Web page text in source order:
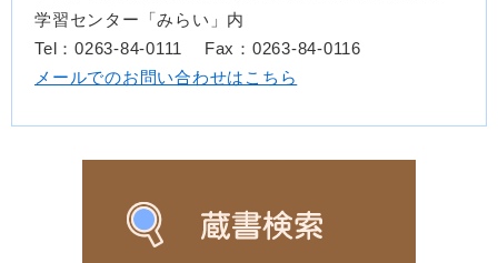
学習センター「みらい」内
Tel：0263-84-0111
Fax：0263-84-0116
メールでのお問い合わせはこちら